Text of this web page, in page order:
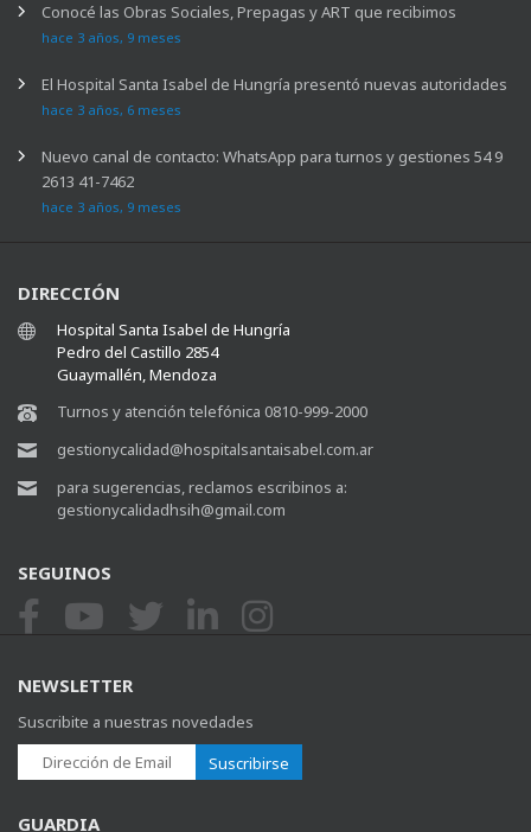
Conocé las Obras Sociales, Prepagas y ART que recibimos
hace 3 años, 9 meses
El Hospital Santa Isabel de Hungría presentó nuevas autoridades
hace 3 años, 6 meses
Nuevo canal de contacto: WhatsApp para turnos y gestiones 54 9
2613 41-7462
hace 3 años, 9 meses
DIRECCIÓN
Hospital Santa Isabel de Hungría
Pedro del Castillo 2854
Guaymallén, Mendoza
Turnos y atención telefónica 0810-999-2000
gestionycalidad@hospitalsantaisabel.com.ar
para sugerencias, reclamos escribinos a:
gestionycalidadhsih@gmail.com
SEGUINOS
NEWSLETTER
Suscribite a nuestras novedades
Suscribirse
GUARDIA